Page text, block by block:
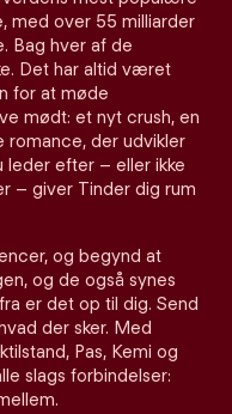
med over 55 milliarder
Bag hver af de
Det har altid været
for at møde
mødt: et nyt crush, en
romance, der udvikler
efter – eller ikke
– giver Tinder dig rum
og begynd at
og de også synes
er det op til dig. Send
der sker. Med
Pas, Kemi og
slags forbindelser: